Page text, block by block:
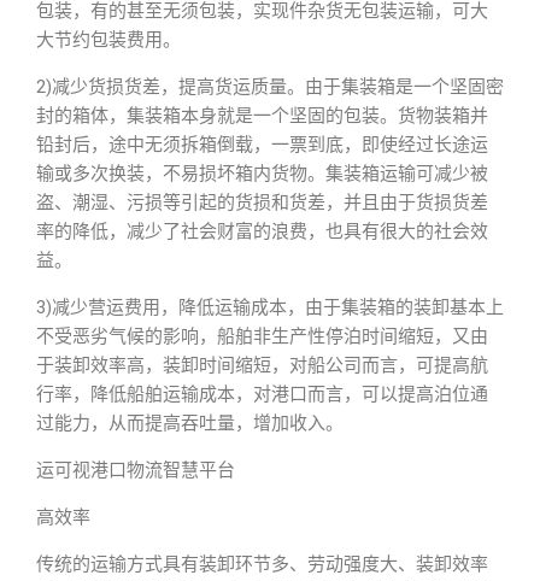
包装，有的甚至无须包装，实现件杂货无包装运输，可大
大节约包装费用。
2)减少货损货差，提高货运质量。由于集装箱是一个坚固密
封的箱体，集装箱本身就是一个坚固的包装。货物装箱并
铅封后，途中无须拆箱倒载，一票到底，即使经过长途运
输或多次换装，不易损坏箱内货物。集装箱运输可减少被
盗、潮湿、污损等引起的货损和货差，并且由于货损货差
率的降低，减少了社会财富的浪费，也具有很大的社会效
益。
3)减少营运费用，降低运输成本，由于集装箱的装卸基本上
不受恶劣气候的影响，船舶非生产性停泊时间缩短，又由
于装卸效率高，装卸时间缩短，对船公司而言，可提高航
行率，降低船舶运输成本，对港口而言，可以提高泊位通
过能力，从而提高吞吐量，增加收入。
运可视港口物流智慧平台
高效率
传统的运输方式具有装卸环节多、劳动强度大、装卸效率